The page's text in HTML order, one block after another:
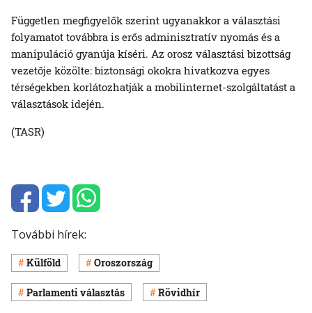
Független megfigyelők szerint ugyanakkor a választási
folyamatot továbbra is erős adminisztratív nyomás és a
manipuláció gyanúja kíséri. Az orosz választási bizottság
vezetője közölte: biztonsági okokra hivatkozva egyes
térségekben korlátozhatják a mobilinternet-szolgáltatást a
választások idején.
(TASR)
További hírek:
Külföld Oroszország
Parlamenti választás Rövidhír